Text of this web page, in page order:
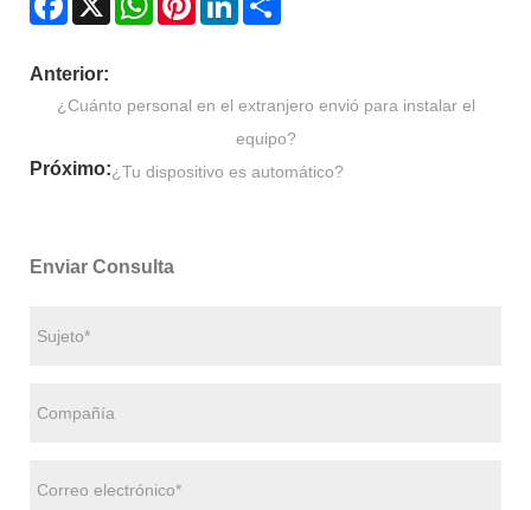
Anterior:
¿Cuánto personal en el extranjero envió para instalar el
equipo?
Próximo:¿Tu dispositivo es automático?
Enviar Consulta